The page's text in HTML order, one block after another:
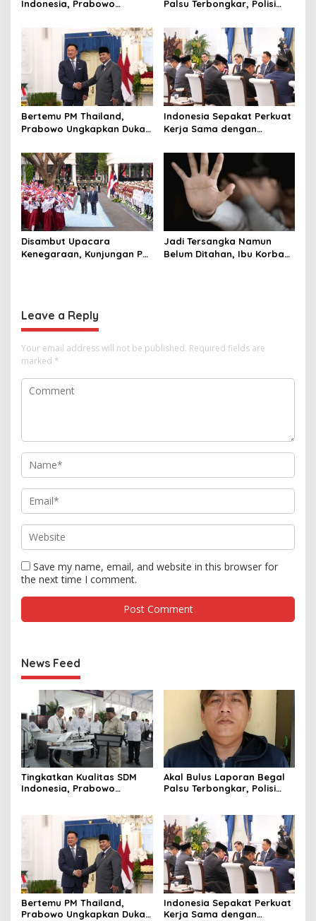
Indonesia, Prabowo
hingga Undang Universitas
Terbaik Dunia
Palsu Terbongkar, Polisi
Perusahaan untuk Crypto
Bertemu PM Thailand,
Prabowo Ungkapkan Duka
Selamat Ulang Tahun ke
Raja Thailand
Indonesia Sepakat Perkuat
Kerja Sama dengan
hingga Ekonomi Digital
Disambut Upacara
Kenegaraan, Kunjungan PM
Jadi Tersangka Namun
Belum Ditahan, Ibu Korban
Leave a Reply
Your email address will not be published. Required fields are
marked *
Save my name, email, and website in this browser for
the next time I comment.
News Feed
Tingkatkan Kualitas SDM
Indonesia, Prabowo
Terbaik Dunia
Akal Bulus Laporan Begal
Palsu Terbongkar, Polisi
Bertemu PM Thailand,
Prabowo Ungkapkan Duka
Indonesia Sepakat Perkuat
Kerja Sama dengan